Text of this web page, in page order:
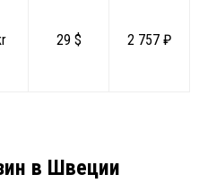
29 $ 2 757 ₽
в Швеции